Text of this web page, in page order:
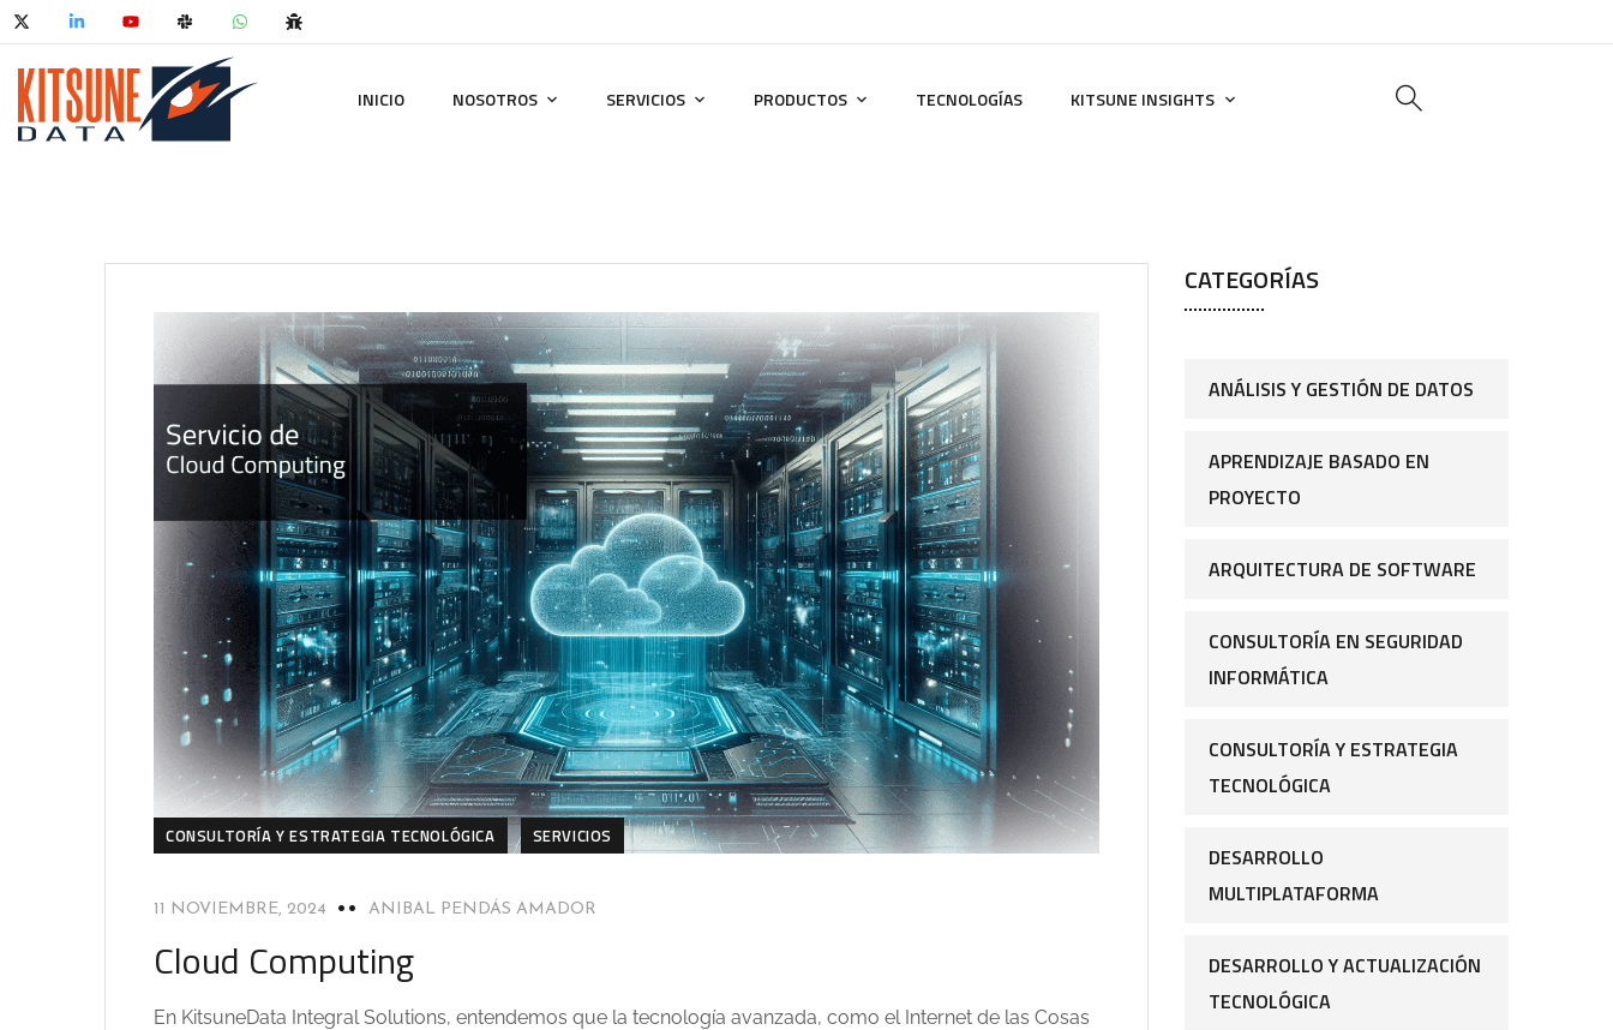
INICIO NOSOTROS SERVICIOS PRODUCTOS TECNOLOGÍAS KITSUNE INSIGHTS
CONSULTORÍA Y ESTRATEGIA TECNOLÓGICA SERVICIOS
11 NOVIEMBRE, 2024 ANIBAL PENDÁS AMADOR
Cloud Computing
En KitsuneData Integral Solutions, entendemos que la tecnología avanzada, como el Internet de las Cosas
CATEGORÍAS
ANÁLISIS Y GESTIÓN DE DATOS
APRENDIZAJE BASADO EN
PROYECTO
ARQUITECTURA DE SOFTWARE
CONSULTORÍA EN SEGURIDAD
INFORMÁTICA
CONSULTORÍA Y ESTRATEGIA
TECNOLÓGICA
DESARROLLO
MULTIPLATAFORMA
DESARROLLO Y ACTUALIZACIÓN
TECNOLÓGICA